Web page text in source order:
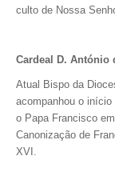
culto de Nossa
Cardeal D. António
Atual Bispo da
acompanhou o
o Papa Francisco
Canonização de
XVI.